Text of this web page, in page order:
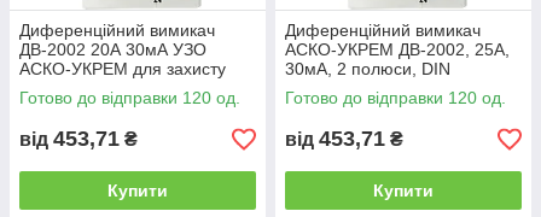
Диференційний вимикач
ДВ-2002 20А 30мА УЗО
АСКО-УКРЕМ для захисту
ланцюгів
Готово до відправки 120 од.
від 453,71 ₴
Купити
Диференційний вимикач
АСКО-УКРЕМ ДВ-2002, 25А,
30мА, 2 полюси, DIN
Готово до відправки 120 од.
від 453,71 ₴
Купити